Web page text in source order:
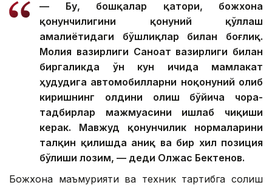
— Бу, бошқалар қатори, божхона
қонунчилигини қонуний қўллаш
амалиётидаги бўшлиқлар билан боғлиқ.
Молия вазирлиги Саноат вазирлиги билан
биргаликда ўн кун ичида мамлакат
ҳудудига автомобилларни ноқонуний олиб
киришнинг олдини олиш бўйича чора-
тадбирлар мажмуасини ишлаб чиқиши
керак. Мавжуд қонунчилик нормаларини
талқин қилишда аниқ ва бир хил позиция
бўлиши лозим, — деди Олжас Бектенов.
Божхона маъмурияти ва техник тартибга солиш